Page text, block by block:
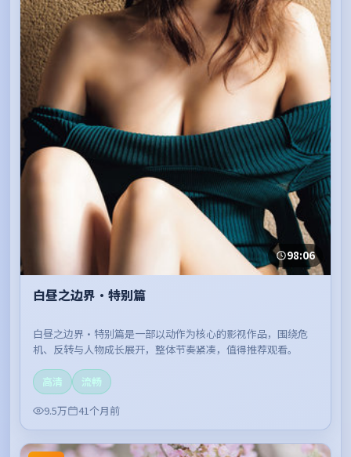
98:06
白昼之边界·特别篇
白昼之边界·特别篇是一部以动作为核心的影视作品，围绕危
机、反转与人物成长展开，整体节奏紧凑，值得推荐观看。
高清
流畅
9.5万
41个月前